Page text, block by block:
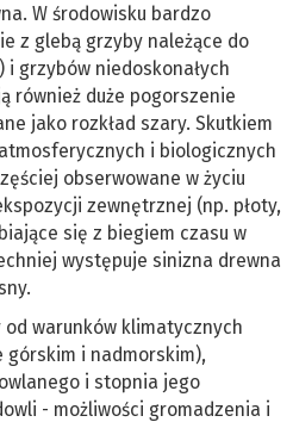
W środowisku bardzo
z glebą grzyby należące do
grzybów niedoskonałych
również duże pogorszenie
jako rozkład szary. Skutkiem
i biologicznych
obserwowane w życiu
zewnętrznej (np. płoty,
się z biegiem czasu w
występuje sinizna drewna
warunków klimatycznych
górskim i nadmorskim),
i stopnia jego
- możliwości gromadzenia i